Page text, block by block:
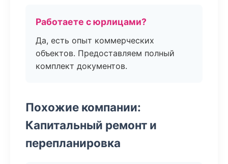
Работаете с юрлицами?
Да, есть опыт коммерческих
объектов. Предоставляем полный
комплект документов.
Похожие компании:
Капитальный ремонт и
перепланировка